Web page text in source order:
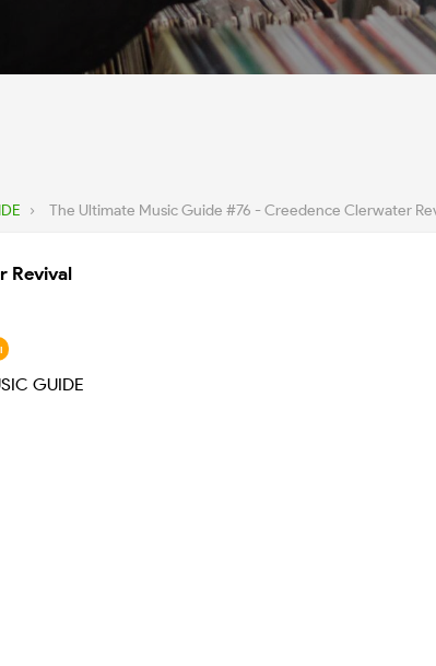
› The Ultimate Music Guide #76 - Creedence Clerwater
Revival
GUIDE